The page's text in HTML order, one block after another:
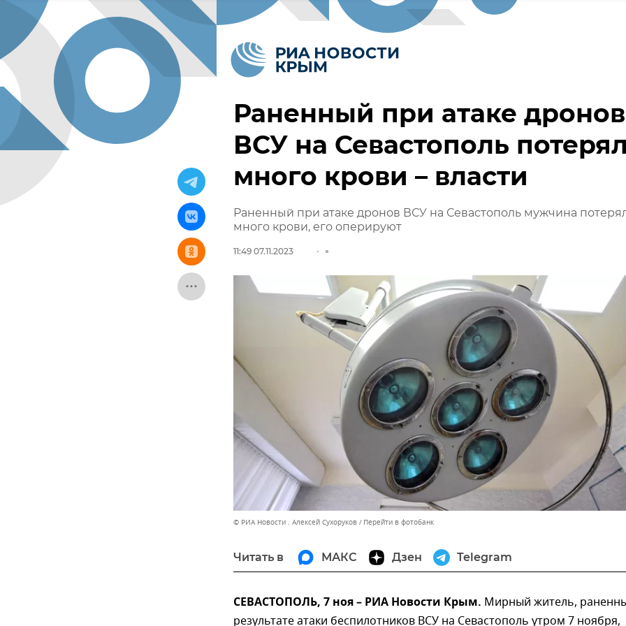
Раненный при атаке дронов
ВСУ на Севастополь
много крови – власти
Раненный при атаке дронов ВСУ на Севастополь мужчина
много крови, его оперируют
11:49 07.11.2023
© РИА Новости . Алексей Сухоруков Перейти в фотобанк
Читать в МАКС Дзен Telegram
СЕВАСТОПОЛЬ, 7 ноя – РИА Новости Крым. Мирный житель,
результате атаки беспилотников ВСУ на Севастополь утром 7 ноября,